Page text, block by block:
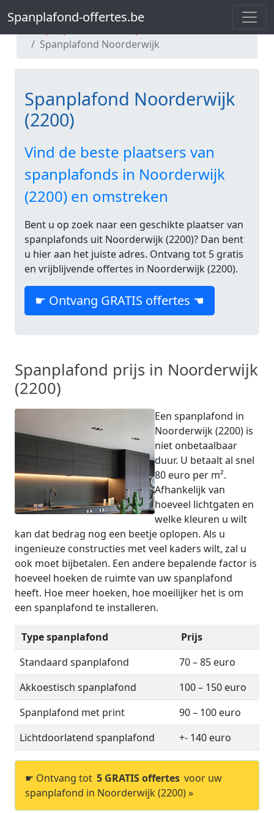
Spanplafond-offertes.be
Spanplafond-offertes.be
Spanplafond Noorderwijk
Spanplafond Noorderwijk
(2200)
Vind de beste plaatsers van
spanplafonds in Noorderwijk
(2200) en omstreken
Bent u op zoek naar een geschikte plaatser van
spanplafonds uit Noorderwijk (2200)? Dan bent
u hier aan het juiste adres. Ontvang tot 5 gratis
en vrijblijvende offertes in Noorderwijk (2200).
☛ Ontvang GRATIS offertes ☚
Spanplafond prijs in Noorderwijk
(2200)
Een spanplafond in
Noorderwijk (2200) is
niet onbetaalbaar
duur. U betaalt al snel
80 euro per m².
Afhankelijk van
hoeveel lichtgaten en
welke kleuren u wilt
kan dat bedrag nog een beetje oplopen. Als u
ingenieuze constructies met veel kaders wilt, zal u
ook moet bijbetalen. Een andere bepalende factor is
hoeveel hoeken de ruimte van uw spanplafond
heeft. Hoe meer hoeken, hoe moeilijker het is om
een spanplafond te installeren.
Type spanplafond
Prijs
Standaard spanplafond
70 – 85 euro
Akkoestisch spanplafond
100 – 150 euro
Spanplafond met print
90 – 100 euro
Lichtdoorlatend spanplafond
+- 140 euro
☛ Ontvang tot 5 GRATIS offertes voor uw
spanplafond in Noorderwijk (2200) »